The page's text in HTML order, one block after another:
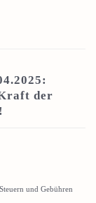
der
und Gebühren